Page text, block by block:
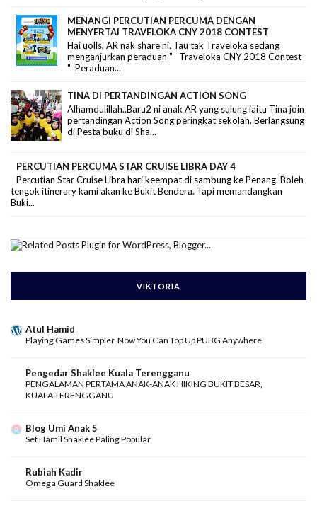
MENANGI PERCUTIAN PERCUMA DENGAN
MENYERTAI TRAVELOKA CNY 2018 CONTEST
Hai uolls, AR nak share ni. Tau tak Traveloka sedang
menganjurkan peraduan " Traveloka CNY 2018 Contest
" Peraduan...
TINA DI PERTANDINGAN ACTION SONG
Alhamdulillah..Baru2 ni anak AR yang sulung iaitu Tina join
pertandingan Action Song peringkat sekolah. Berlangsung
di Pesta buku di Sha...
PERCUTIAN PERCUMA STAR CRUISE LIBRA DAY 4
Percutian Star Cruise Libra hari keempat di sambung ke Penang. Boleh
tengok itinerary kami akan ke Bukit Bendera. Tapi memandangkan
Buki...
VIKTORIA
Atul Hamid
Playing Games Simpler, Now You Can Top Up PUBG Anywhere
Pengedar Shaklee Kuala Terengganu
PENGALAMAN PERTAMA ANAK-ANAK HIKING BUKIT BESAR,
KUALA TERENGGANU
Blog Umi Anak 5
Set Hamil Shaklee Paling Popular
Rubiah Kadir
Omega Guard Shaklee